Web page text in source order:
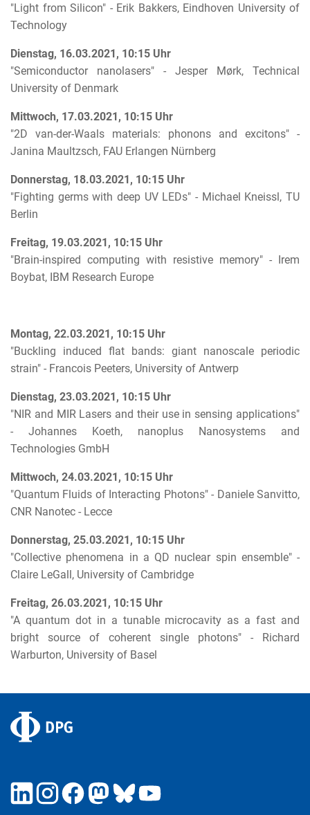
"Light from Silicon" - Erik Bakkers, Eindhoven University of
Technology
Dienstag, 16.03.2021, 10:15 Uhr
"Semiconductor nanolasers" - Jesper Mørk, Technical
University of Denmark
Mittwoch, 17.03.2021, 10:15 Uhr
"2D van-der-Waals materials: phonons and excitons" -
Janina Maultzsch, FAU Erlangen Nürnberg
Donnerstag, 18.03.2021, 10:15 Uhr
"Fighting germs with deep UV LEDs" - Michael Kneissl, TU
Berlin
Freitag, 19.03.2021, 10:15 Uhr
"Brain-inspired computing with resistive memory" - Irem
Boybat, IBM Research Europe
Montag, 22.03.2021, 10:15 Uhr
"Buckling induced flat bands: giant nanoscale periodic
strain" - Francois Peeters, University of Antwerp
Dienstag, 23.03.2021, 10:15 Uhr
"NIR and MIR Lasers and their use in sensing applications"
- Johannes Koeth, nanoplus Nanosystems and
Technologies GmbH
Mittwoch, 24.03.2021, 10:15 Uhr
"Quantum Fluids of Interacting Photons" - Daniele Sanvitto,
CNR Nanotec - Lecce
Donnerstag, 25.03.2021, 10:15 Uhr
"Collective phenomena in a QD nuclear spin ensemble" -
Claire LeGall, University of Cambridge
Freitag, 26.03.2021, 10:15 Uhr
"A quantum dot in a tunable microcavity as a fast and
bright source of coherent single photons" - Richard
Warburton, University of Basel